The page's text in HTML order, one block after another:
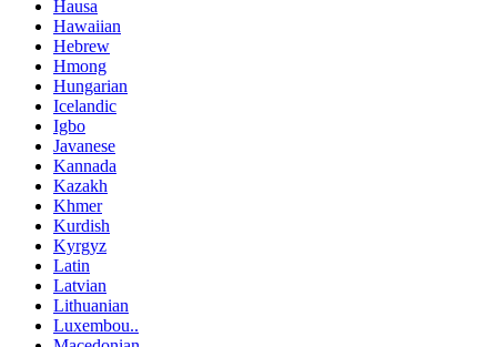
Hausa
Hawaiian
Hebrew
Hmong
Hungarian
Icelandic
Igbo
Javanese
Kannada
Kazakh
Khmer
Kurdish
Kyrgyz
Latin
Latvian
Lithuanian
Luxembou..